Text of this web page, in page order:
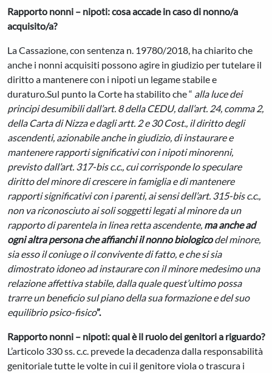
Rapporto nonni – nipoti: cosa accade in caso di nonno/a
acquisito/a?
La Cassazione, con sentenza n. 19780/2018, ha chiarito che
anche i nonni acquisiti possono agire in giudizio per tutelare il
diritto a mantenere con i nipoti un legame stabile e
duraturo.Sul punto la Corte ha stabilito che “ alla luce dei
principi desumibili dall’art. 8 della CEDU, dall’art. 24, comma 2,
della Carta di Nizza e dagli artt. 2 e 30 Cost., il diritto degli
ascendenti, azionabile anche in giudizio, di instaurare e
mantenere rapporti significativi con i nipoti minorenni,
previsto dall’art. 317-bis c.c., cui corrisponde lo speculare
diritto del minore di crescere in famiglia e di mantenere
rapporti significativi con i parenti, ai sensi dell’art. 315-bis c.c.,
non va riconosciuto ai soli soggetti legati al minore da un
rapporto di parentela in linea retta ascendente, ma anche ad
ogni altra persona che affianchi il nonno biologicodel minore,
sia esso il coniuge o il convivente di fatto, e che si sia
dimostrato idoneo ad instaurare con il minore medesimo una
relazione affettiva stabile, dalla quale quest’ultimo possa
trarre un beneficio sul piano della sua formazione e del suo
equilibrio psico-fisico”.
Rapporto nonni – nipoti: qual è il ruolo dei genitori a riguardo?
L’articolo 330 ss. c.c. prevede la decadenza dalla responsabilità
genitoriale tutte le volte in cui il genitore viola o trascura i